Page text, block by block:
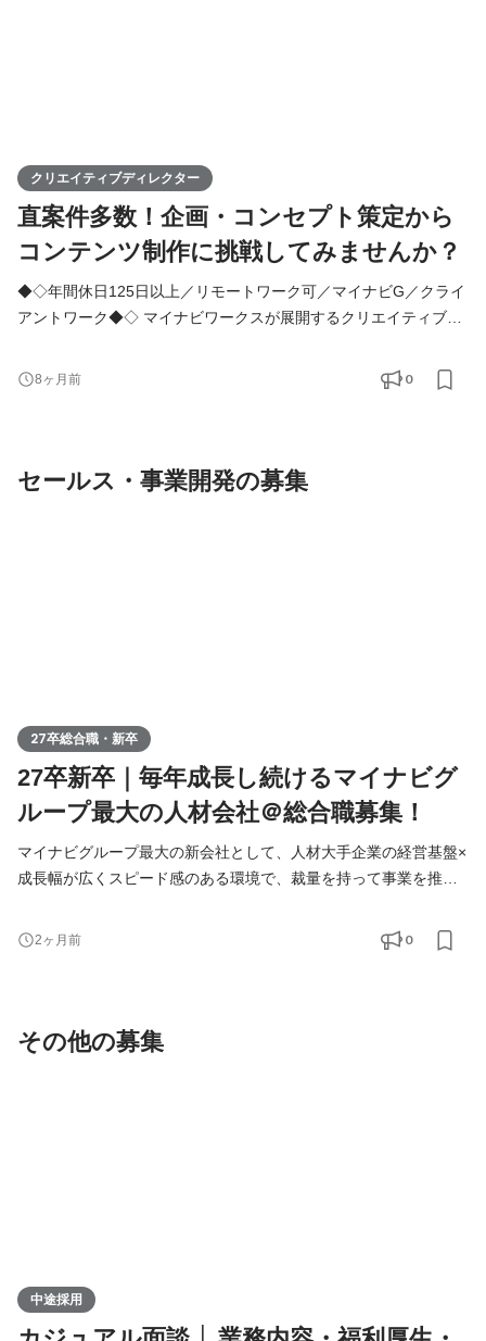
クリエイティブディレクター
直案件多数！企画・コンセプト策定から
コンテンツ制作に挑戦してみませんか？
◆◇年間休日125日以上／リモートワーク可／マイナビG／クライ
アントワーク◆◇ マイナビワークスが展開するクリエイティブ系
ー」のWebディレクターをお任せします。 クライアントに対し
て、制作物を通じて課題解決につながる企画・プレゼンから納品
8ヶ月前 0
セールス・事業開発の募集
27卒総合職・新卒
27卒新卒｜毎年成長し続けるマイナビグ
ループ最大の人材会社＠総合職募集！
マイナビグループ最大の新会社として、人材大手企業の経営基盤×
成長幅が広くスピード感のある環境で、裁量を持って事業を推進
は、人材業界という10兆円越え、且つ拡大中の大規模マーケット
の中で、すべての働く人が輝ける「はたらき方」と「生き方」を
2ヶ月前 0
その他の募集
中途採用